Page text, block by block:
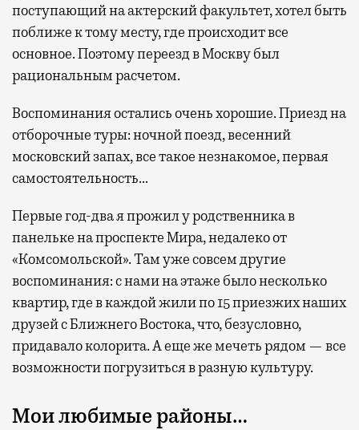
поступающий на актерский факультет, хотел быть
поближе к тому месту, где происходит все
основное. Поэтому переезд в Москву был
рациональным расчетом.
Воспоминания остались очень хорошие. Приезд на
отборочные туры: ночной поезд, весенний
московский запах, все такое незнакомое, первая
самостоятельность…
Первые год-два я прожил у родственника в
панельке на проспекте Мира, недалеко от
«Комсомольской». Там уже совсем другие
воспоминания: с нами на этаже было несколько
квартир, где в каждой жили по 15 приезжих наших
друзей с Ближнего Востока, что, безусловно,
придавало колорита. А еще же мечеть рядом — все
возможности погрузиться в разную культуру.
Мои любимые районы…